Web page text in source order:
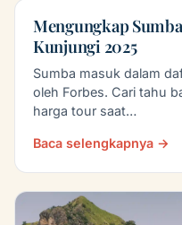
Mengungkap
Kunjungi 2025
Sumba masuk dalam
oleh Forbes. Cari tahu
harga tour saat…
Baca selengkapnya →